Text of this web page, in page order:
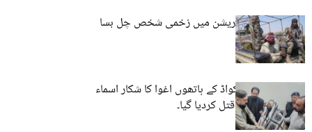
شاہرگ: فوجی آپریشن میں زخمی شخص چل بسا
خضدار ڈیتھ اسکواڈ کے ہاتھوں اغوا کا شکار اسماء
جتک کے والد کو قتل کردیا گیا۔